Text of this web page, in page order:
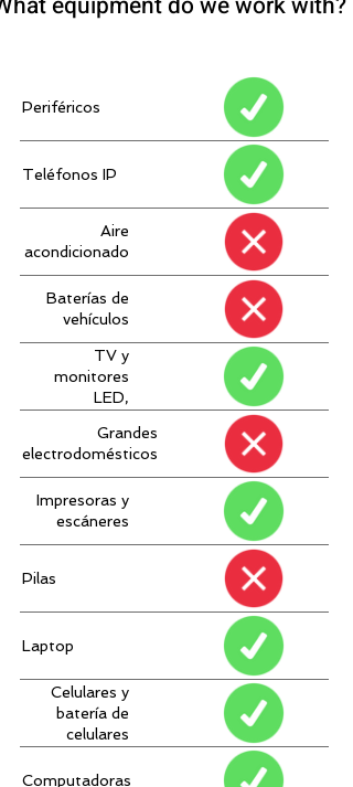
Periféricos
Teléfonos IP
Aire
acondicionado
Baterías de
vehículos
TV y
monitores
LED,
Grandes
electrodomésticos
Impresoras y
escáneres
Pilas
Laptop
Celulares y
batería de
celulares
Computadoras